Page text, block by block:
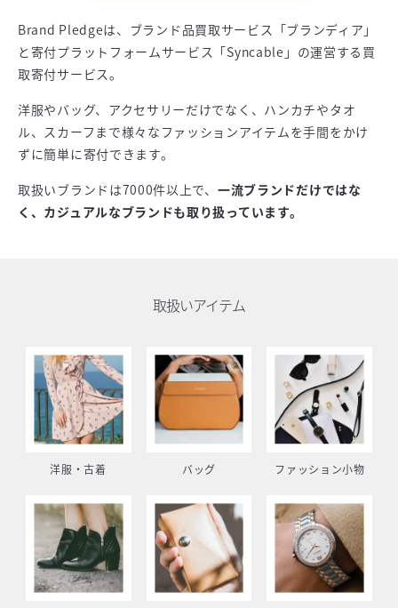
Brand Pledgeは、ブランド品買取サービス「ブランディア」
と寄付プラットフォームサービス「Syncable」の運営する買
取寄付サービス。
洋服やバッグ、アクセサリーだけでなく、ハンカチやタオ
ル、スカーフまで様々なファッションアイテムを手間をかけ
ずに簡単に寄付できます。
取扱いブランドは7000件以上で、 一流ブランドだけではな
く、カジュアルなブランドも取り扱っています。
取扱いアイテム
洋服・古着 バッグ ファッション小物